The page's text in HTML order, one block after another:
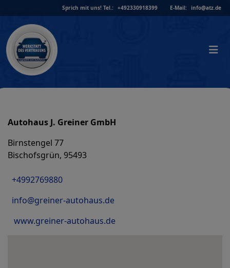
to
content
Sprich mit uns! Tel.: +492330918399 E-Mail: info@atz.de
Autohaus J. Greiner GmbH
Birnstengel 77
Bischofsgrün, 95493
+4992769880
info@greiner-autohaus.de
www.greiner-autohaus.de